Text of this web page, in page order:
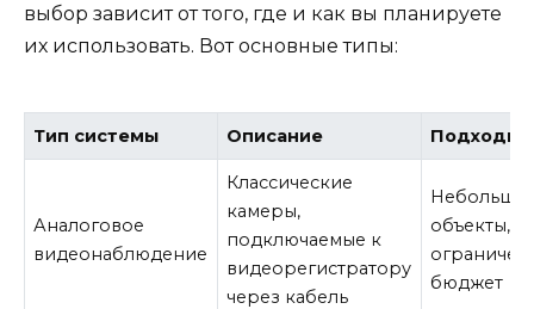
выбор зависит от того, где и как вы планируете
их использовать. Вот основные типы:
Тип системы Описание Подходит
Аналоговое
видеонаблюдение
Классические
камеры,
подключаемые к
видеорегистратору
через кабель
объекты,
бюджет